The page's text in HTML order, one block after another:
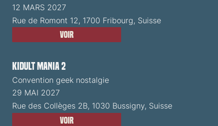
12 MARS 2027
Rue de Romont 12, 1700 Fribourg, Suisse
Voir
Kidult Mania 2
Convention geek nostalgie
29 MAI 2027
Rue des Collèges 2B, 1030 Bussigny, Suisse
Voir